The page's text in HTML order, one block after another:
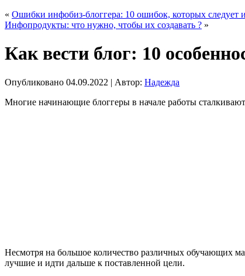
« Ошибки инфобиз-блоггера: 10 ошибок, которых следует
Инфопродукты: что нужно, чтобы их создавать ? »
Как вести блог: 10
Опубликовано 04.09.2022 | Автор: Надежда
Многие начинающие блоггеры в начале работы
Несмотря на большое количество различных обучающих
лучшие и идти дальше к поставленной цели.